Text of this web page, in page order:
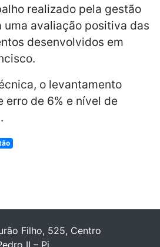
realizado pela gestão
avaliação positiva das
desenvolvidos em
o levantamento
erro de 6% e nível de
Filho, 525, Centro
II – Pi